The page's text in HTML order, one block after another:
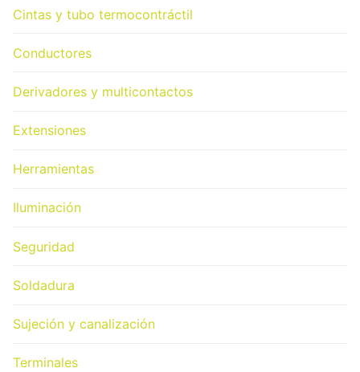
Cintas y tubo termocontráctil
Conductores
Derivadores y multicontactos
Extensiones
Herramientas
Iluminación
Seguridad
Soldadura
Sujeción y canalización
Terminales